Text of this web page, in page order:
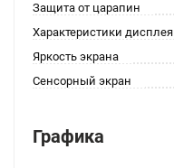
Защита от царапин
Характеристики дисплея
Яркость экрана
Сенсорный экран
Графика